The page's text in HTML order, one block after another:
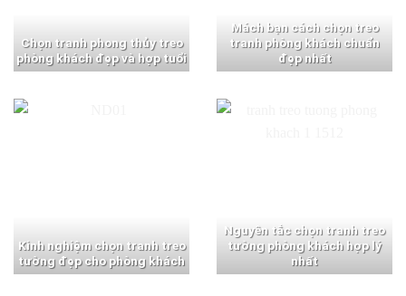
Chọn tranh phong thủy treo
phòng khách đẹp và hợp tuổi
Mách bạn cách chọn treo
tranh phòng khách chuẩn
đẹp nhất
Kinh nghiệm chọn tranh treo
tường đẹp cho phòng khách
Nguyên tắc chọn tranh treo
tường phòng khách hợp lý
nhất